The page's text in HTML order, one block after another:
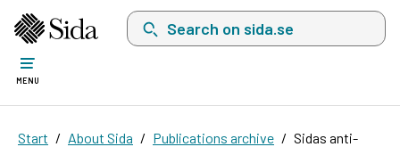
Search on sida.se, a list with search
MENU
Start About Sida Publications archive
Sidas anti-